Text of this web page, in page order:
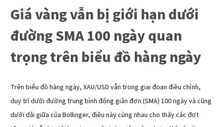
Giá vàng vẫn bị giới hạn dưới
đường SMA 100 ngày quan
trọng trên biểu đồ hàng ngày
Trên biểu đồ hàng ngày, XAU/USD vẫn trong giai đoạn điều chỉnh,
duy trì dưới đường trung bình động giản đơn (SMA) 100 ngày và cũng
dưới dải giữa của Bollinger, điều này cùng nhau cho thấy các đợt